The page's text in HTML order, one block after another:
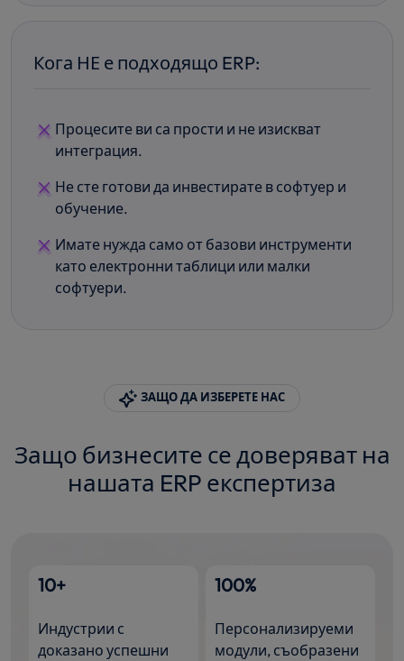
Кога НЕ е подходящо ERP:
Процесите ви са прости и не изискват
интеграция.
Не сте готови да инвестирате в софтуер и
обучение.
Имате нужда само от базови инструменти
като електронни таблици или малки
софтуери.
ЗАЩО ДА ИЗБЕРЕТЕ НАС
Защо бизнесите се доверяват на
нашата ERP експертиза
10+
Индустрии с
доказано успешни
100%
Персонализируеми
модули, съобразени